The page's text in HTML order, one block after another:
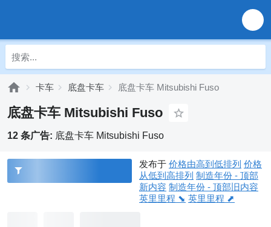
卡车 底盘卡车 底盘卡车 Mitsubishi Fuso
底盘卡车 Mitsubishi Fuso
12 条广告: 底盘卡车 Mitsubishi Fuso
发布于 价格由高到低排列 价格
从低到高排列 制造年份 - 顶部
新内容 制造年份 - 顶部旧内容
英里里程 ⬊ 英里里程 ⬈